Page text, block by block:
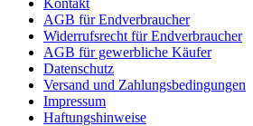
Kontakt
AGB für Endverbraucher
Widerrufsrecht für Endverbraucher
AGB für gewerbliche Käufer
Datenschutz
Versand und Zahlungsbedingungen
Impressum
Haftungshinweise